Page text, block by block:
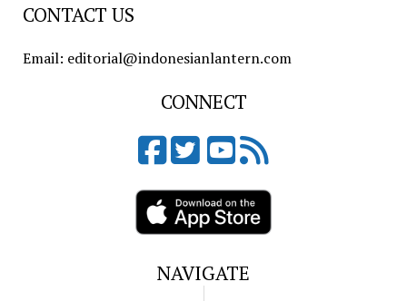
CONTACT US
Email: editorial@indonesianlantern.com
CONNECT
NAVIGATE